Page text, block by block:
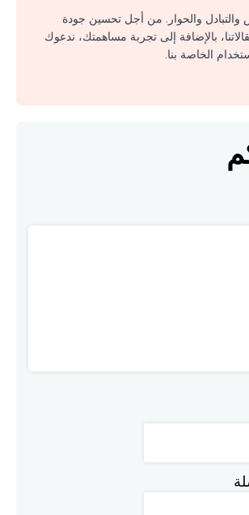
والتبادل والحوار. من أجل تحسين جودة
بالإضافة إلى تجربة مساهمتك، ندعوك
الخاصة بنا.